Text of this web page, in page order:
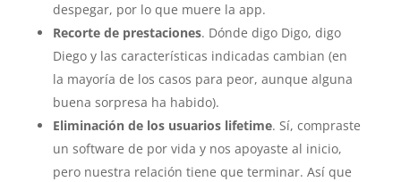
despegar, por lo que muere la app.
Recorte de prestaciones. Dónde digo Digo, digo
Diego y las características indicadas cambian (en
la mayoría de los casos para peor, aunque alguna
buena sorpresa ha habido).
Eliminación de los usuarios lifetime. Sí, compraste
un software de por vida y nos apoyaste al inicio,
pero nuestra relación tiene que terminar. Así que